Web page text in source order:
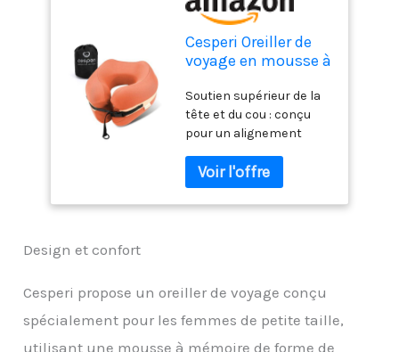
Cesperi Oreiller de
voyage en mousse à
de qualité
supérieure, soutien
de la tête et du cou,
longueur réglable
pour plus de
confort, kit de
voyage en avion
Soutien supérieur de la
tête et du cou : conçu
pour un alignement
voyage empêche votre
tête de s'incliner
latéralement ou de
vols ou les voyages en
voiture Confort en
mousse à mémoire de
Design et confort
Cesperi propose un oreiller de voyage conçu
spécialement pour les femmes de petite taille,
utilisant une mousse à mémoire de forme de